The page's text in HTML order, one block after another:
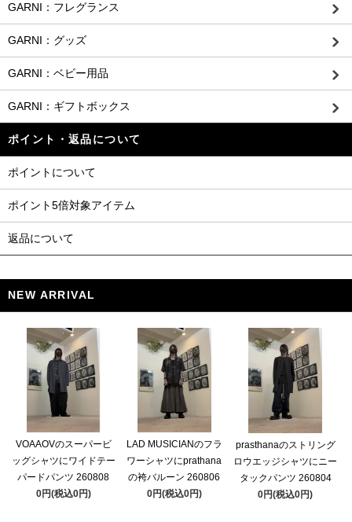
GARNI：フレグランス
GARNI：グッズ
GARNI：ベビー用品
GARNI：ギフトボックス
ポイント・返品について
ポイントについて
ポイント5倍対象アイテム
返品について
NEW ARRIVAL
VOAAOVのスーパービ
ッグシャツにワイドテー
パードパンツ 260808
0円(税込0円)
LAD MUSICIANのフラ
ワーシャツにprathana
の袴バルーン 260806
0円(税込0円)
prasthanaのストリング
ロウエッジシャツにニー
タックパンツ 260804
0円(税込0円)